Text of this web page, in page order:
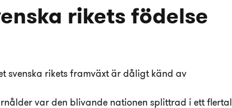
rikets födelse
svenska rikets framväxt är dåligt känd av
var den blivande nationen splittrad i ett flertal